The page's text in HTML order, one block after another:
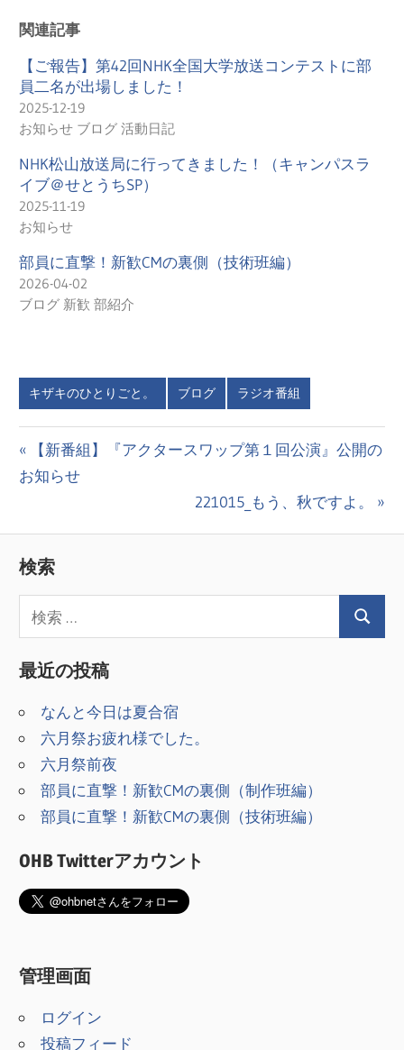
関連記事
【ご報告】第42回NHK全国大学放送コンテストに部
員二名が出場しました！
2025-12-19
お知らせ ブログ 活動日記
NHK松山放送局に行ってきました！（キャンパスラ
イブ＠せとうちSP）
2025-11-19
お知らせ
部員に直撃！新歓CMの裏側（技術班編）
2026-04-02
ブログ 新歓 部紹介
キザキのひとりごと。 ブログ ラジオ番組
投
稿
ビ
ゲ
ー
シ
ン
前
の
【新番組】『アクタースワップ第１回公演』公開の
お知らせ
次
221015_もう、秋ですよ。
検索
最近の投稿
なんと今日は夏合宿
六月祭お疲れ様でした。
六月祭前夜
部員に直撃！新歓CMの裏側（制作班編）
部員に直撃！新歓CMの裏側（技術班編）
OHB Twitterアカウント
管理画面
ログイン
投稿フィード